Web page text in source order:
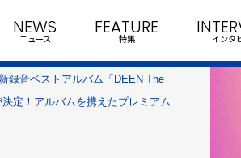
NEWS
ニュース
FEATURE
特集 インタ
録音ベストアルバム「DEEN The
定！アルバムを携えたプレミアム